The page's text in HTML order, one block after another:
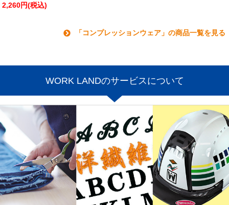
2,260円(税込)
「コンプレッションウェア」の商品一覧を見る
WORK LANDのサービスについて